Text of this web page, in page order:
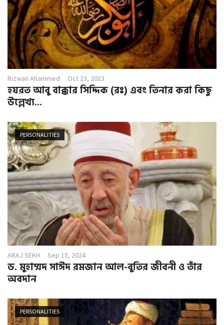
Rizwan Ahammed Oct 23, 2023
হযরত আবু বাক্কার সিদ্দিক (রঃ) এবং তিনার করা কিছু
উল্লেখ্য...
PERSONALITIES
ARAJ SEKH Sep 15, 2024
ড. মুহাম্মদ সাঈদ রমজান আল-বুতির জীবনী ও তাঁর
অবদান
PERSONALITIES